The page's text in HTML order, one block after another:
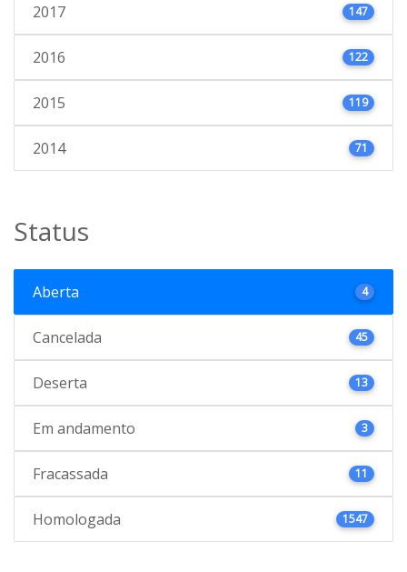
2017 147
2016 122
2015 119
2014 71
Status
Aberta 4
Cancelada 45
Deserta 13
Em andamento 3
Fracassada 11
Homologada 1547